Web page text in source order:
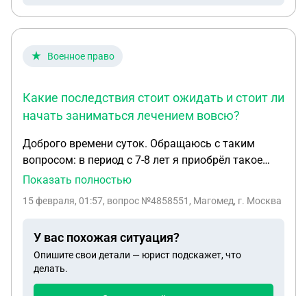
Военное право
Какие последствия стоит ожидать и стоит ли
начать заниматься лечением вовсю?
Доброго времени суток. Обращаюсь с таким
вопросом: в период с 7-8 лет я приобрёл такое
заболевание, как "юношеский артрит",
до конца наблюдался у терапевта и ревматолога,
здоровья в +/- стабильном состоянии. По исходу
моих 16 лет в военкомате поставили категорию
"Д" — не годен к службе. Оно и логично: проходя
Показать полностью
15 февраля, 01:57, вопрос №4858551, Магомед, г. Москва
У вас похожая ситуация?
Опишите свои детали — юрист подскажет, что
делать.